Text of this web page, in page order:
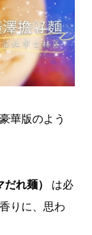
華版のよう
れ麺）
は必
りに、思わ